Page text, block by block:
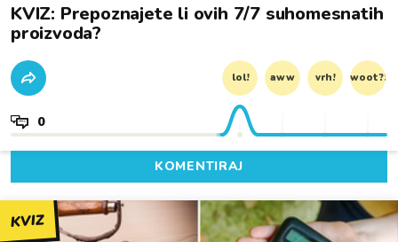
KVIZ: Prepoznajete li ovih 7/7 suhomesnatih
proizvoda?
lol! aww vrh! woot?!
0
KOMENTIRAJ
KVIZ